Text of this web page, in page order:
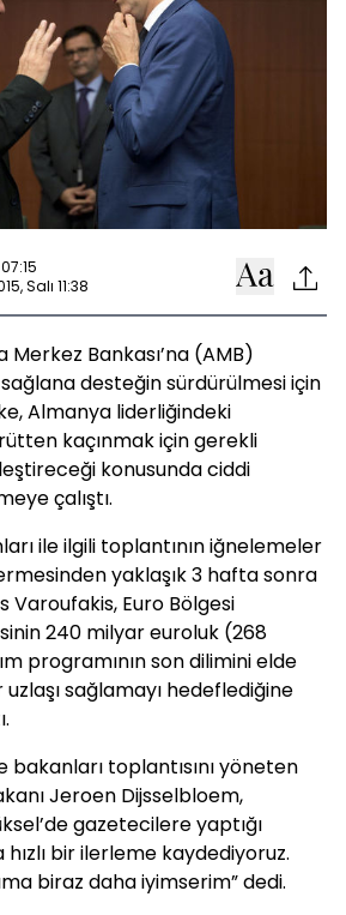
Salı 11:38
Bankası’na (AMB)
desteğin sürdürülmesi için
Almanya liderliğindeki
kaçınmak için gerekli
konusunda ciddi
çalıştı.
ile ilgili toplantının iğnelemeler
yaklaşık 3 hafta sonra
Varoufakis, Euro Bölgesi
240 milyar euroluk (268
programının son dilimini elde
sağlamayı hedeflediğine
bakanları toplantısını yöneten
Jeroen Dijsselbloem,
gazetecilere yaptığı
hızlı bir ilerleme kaydediyoruz.
biraz daha iyimserim” dedi.